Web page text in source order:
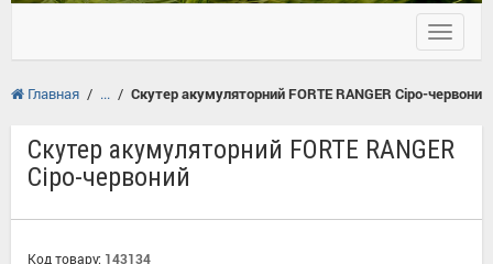
Toggle
Главная / / Скутер акумуляторний FORTE RANGER Сіро-червоний
Скутер акумуляторний FORTE RANGER
Сіро-червоний
Код товару: 143134